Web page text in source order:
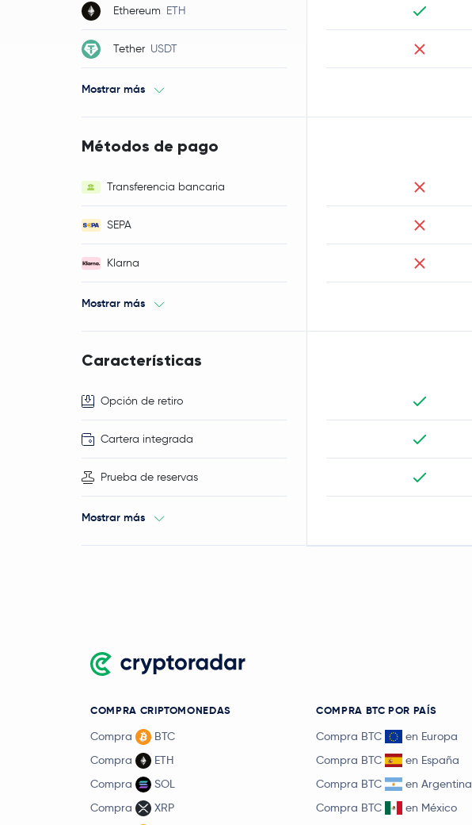
Ethereum ETH
Tether USDT
Mostrar más
Métodos de pago
Transferencia bancaria
SEPA
Klarna
Mostrar más
Características
Opción de retiro
Cartera integrada
Prueba de reservas
Mostrar más
COMPRA CRIPTOMONEDAS
Compra
BTC
Compra
ETH
Compra
SOL
Compra
XRP
COMPRA BTC POR PAÍS
Compra BTC
en Europa
Compra BTC
en España
Compra BTC
en Argentina
Compra BTC
en México